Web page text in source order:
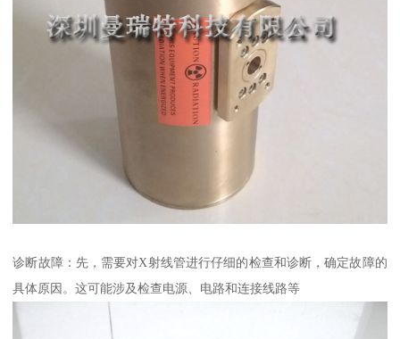
诊断故障：先，需要对X射线管进行仔细的检查和诊断，确定故障的
具体原因。这可能涉及检查电源、电路和连接线路等